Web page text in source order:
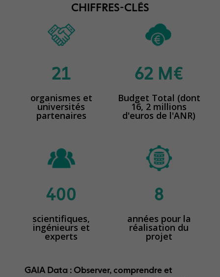
CHIFFRES-CLÉS
21
organismes et
universités
partenaires
62 M€
Budget Total (dont
16, 2 millions
d'euros de l'ANR)
400
scientifiques,
ingénieurs et
experts
8
années pour la
réalisation du
projet
GAIA Data : Observer, comprendre et